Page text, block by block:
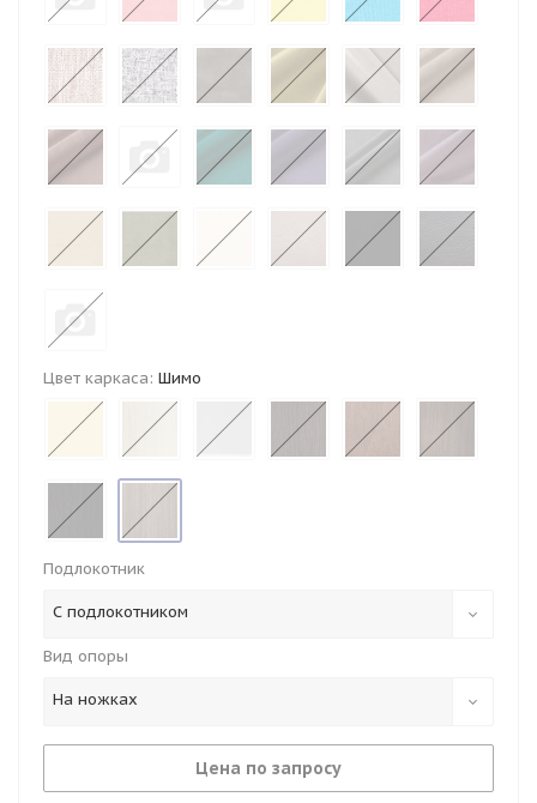
Цвет каркаса: Шимо
Подлокотник
С подлокотником
Вид опоры
На ножках
Цена по запросу